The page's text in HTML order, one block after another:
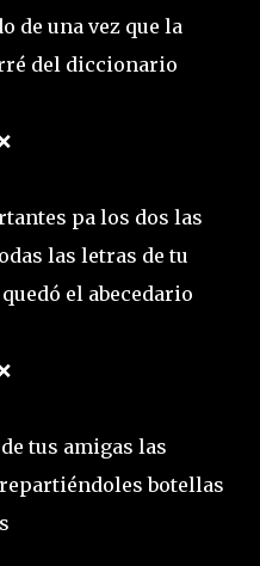
de una vez que la
del diccionario
pa los dos las
las letras de tu
el abecedario
tus amigas las
botellas